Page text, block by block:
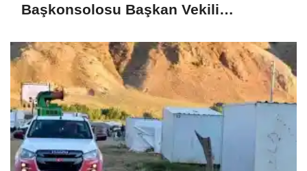
Başkonsolosu Başkan Vekili